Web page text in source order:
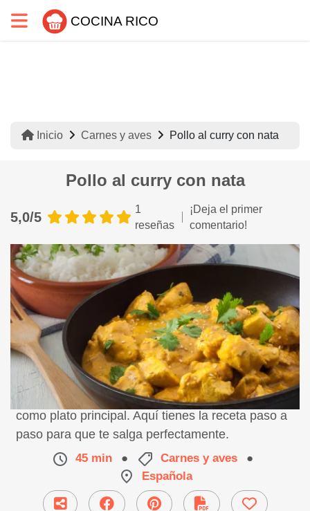
COCINA RICO
Inicio Carnes y aves Pollo al curry con nata
Pollo al curry con nata
5,0/5
1
reseñas
¡Deja el primer
comentario!
Receta de pollo al curry con nata. Ideal para servir
como plato principal. Aquí tienes la receta paso a
paso para que te salga perfectamente.
45 min ● Carnes y aves
●
Española